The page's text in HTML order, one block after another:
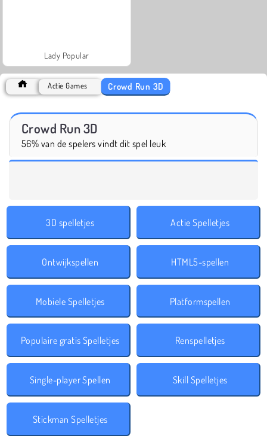
Lady Popular
Actie Games Crowd Run 3D
Crowd Run 3D
56% van de spelers vindt dit spel leuk
3D spelletjes Actie Spelletjes
Ontwijkspellen HTML5-spellen
Mobiele Spelletjes Platformspellen
Populaire gratis Spelletjes Renspelletjes
Single-player Spellen Skill Spelletjes
Stickman Spelletjes